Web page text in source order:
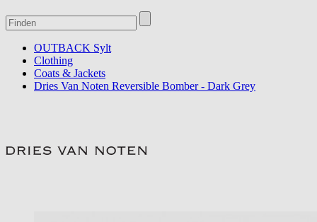
OUTBACK Sylt
Clothing
Coats & Jackets
Dries Van Noten Reversible Bomber - Dark Grey